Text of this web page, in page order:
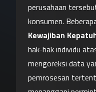
perusahaan
konsumen.
Kewajiban
hak-hak individu
mengoreksi data
pemrosesan